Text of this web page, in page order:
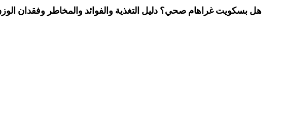
هل بسكويت غراهام صحي؟ دليل التغذية والفوائد والمخاطر وفقدان